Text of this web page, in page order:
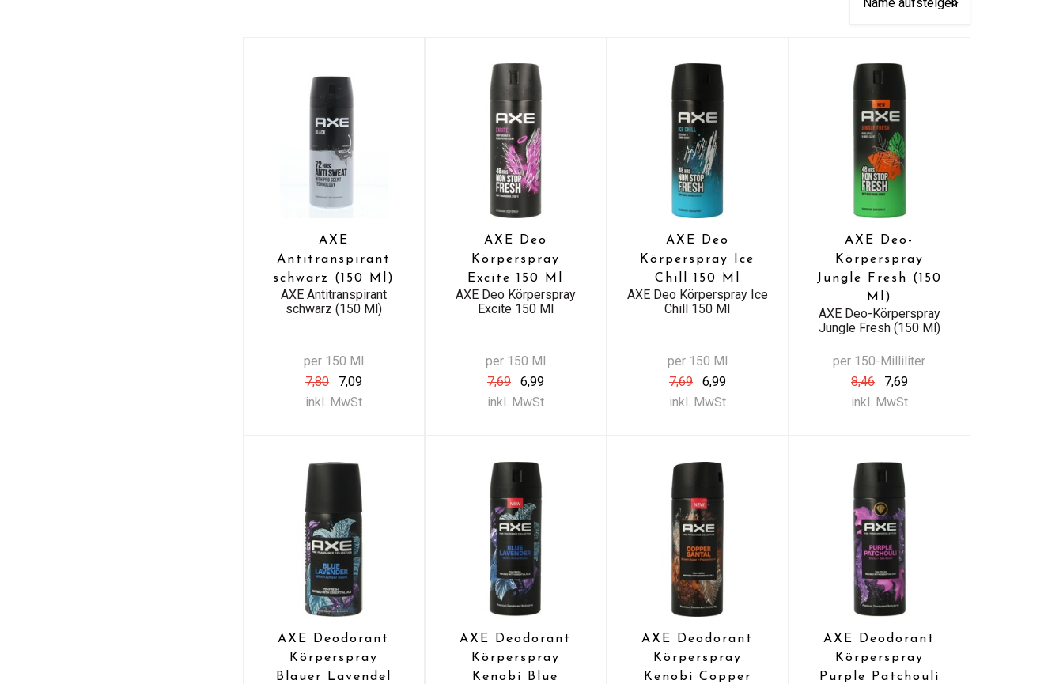
AXE
Antitranspirant
schwarz (150 Ml)
AXE Antitranspirant
schwarz (150 Ml)
per 150 Ml
7,80
7,09
inkl. MwSt
AXE Deo
Körperspray
Excite 150 Ml
AXE Deo Körperspray
Excite 150 Ml
per 150 Ml
7,69
6,99
inkl. MwSt
AXE Deo
Körperspray Ice
Chill 150 Ml
AXE Deo Körperspray Ice
Chill 150 Ml
per 150 Ml
7,69
6,99
inkl. MwSt
AXE Deo-
Körperspray
Jungle Fresh (150
Ml)
AXE Deo-Körperspray
Jungle Fresh (150 Ml)
per 150-Milliliter
8,46
7,69
inkl. MwSt
AXE Deodorant
Körperspray
Blauer Lavendel
AXE Deodorant
Körperspray
Kenobi Blue
AXE Deodorant
Körperspray
Kenobi Copper
AXE Deodorant
Körperspray
Purple Patchouli